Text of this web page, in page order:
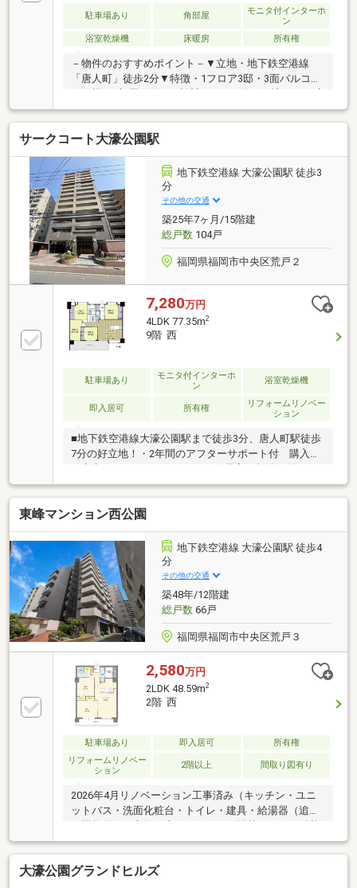
駐車場あり 角部屋
モニタ付インターホ
ン
浴室乾燥機
床暖房 所有権
－物件のおすすめポイント－▼立地・地下鉄空港線
「唐人町」徒歩2分▼特徴・1フロア3邸・3面バルコニ
暖房を設置・対面式のセパレートキッチン、勝手口
付・浴室は1620サイズ、窓・浴室乾燥機有・ペット飼
育可能(規約有)▼設備・食洗機・浄水器・WIC・スロッ
プシンク・TVモニタ付インターホン・オートロック・
宅配ボックス▼2026年5月内装リフォーム済【交換】
トイレ、給湯器【貼替】全室クロス■ ご希望の住まい
探しをお手伝いします ━━━━━・・・物件の詳細・
ご相談はお気軽にお問い合わせください。
サークコート大濠公園駅
地下鉄空港線 大濠公園駅 徒歩3
分
その他の交通
築25年7ヶ月/15階建
総戸数104戸
福岡県福岡市中央区荒戸２
7,280万円
4LDK 77.35m2
9階 西
駐車場あり
モニタ付インターホ
ン
浴室乾燥機
即入居可 所有権
リフォームリノベー
ション
■地下鉄空港線大濠公園駅まで徒歩3分、唐人町駅徒歩
7分の好立地！・2年間のアフターサポート付 購入後
います・ゆとりある1418タイプのバスルームは換気用
の窓付きです・浴室乾燥機、食器洗浄乾燥機、温水洗
浄便座等便利な設備≪新規内装リフォーム内容
≫（2026年7月完成）・システムキッチン新規交
換 ・ユニットバス新規交換・洗面化粧台、トイレ新
規交換 ・給排水管新規交換・建具、扉新規交換・フ
ローリング・クロス張替等
東峰マンション西公園
地下鉄空港線 大濠公園駅 徒歩4
分
その他の交通
築48年/12階建
総戸数66戸
福岡県福岡市中央区荒戸３
2,580万円
2LDK 48.59m2
2階 西
駐車場あり 即入居可
所有権
リフォームリノベー
ション
2階以上 間取り図有り
2026年4月リノベーション工事済み（キッチン・ユニ
ットバス・洗面化粧台・トイレ・建具・給湯器（追炊
など）大濠公園駅徒歩5分、大濠公園徒歩3分という、
都心の利便性と豊かな自然を身近に感じられるな立地
です。
大濠公園グランドヒルズ